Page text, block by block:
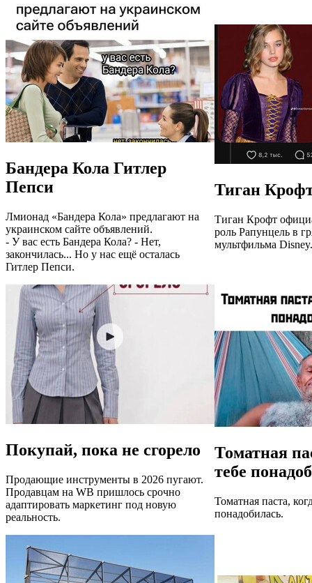
Бандера Кола Гитлер
Пепси
Лмионад «Бандера Кола» предлагают на
украинском сайте объявлений.
- У вас есть Бандера Кола? - Нет,
закончилась... Но у нас ещё осталась
Гитлер Пепси.
Тиган
Тиган Крофт
роль Рапунцель в
мультфильма Disney.
Покупай, пока не сгорело
Продающие инструменты в 2026 пугают.
Продавцам на WB пришлось срочно
адаптировать маркетинг под новую
реальность.
Томатная
тебе
Томатная паста,
понадобилась.